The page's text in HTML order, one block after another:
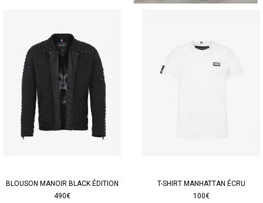
BLOUSON MANOIR BLACK ÉDITION
490€
T-SHIRT MANHATTAN ÉCRU
100€